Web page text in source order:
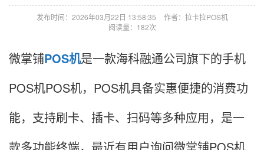
发布时间：2026年03月22日 13:58:35
作者：拉卡拉POS机
阅读量：182次
微掌铺POS机是一款海科融通公司旗下的手机
POS机POS机，POS机具备实惠便捷的消费功
能，支持刷卡、插卡、扫码等多种应用，是一